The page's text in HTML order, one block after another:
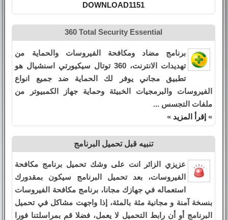
DOWNLOAD1151
360 Total Security Essential
برنامج مضاد ومكافحة الفيروسات والحماية من
تهديدات الانترنت، 360 توتال سيكيورتي اسنشيال هو
تطبيق مجاني يوفر لك الحماية ضد جميع انواع
الفيروسات والبرمجيات الخبيثة وحماية جهاز الكمبيوتر من
ملفات التجسس ...
» إقرأ المزيد »
تنبيه قبل تحميل البرنامج
عزيزي الزائر انت على وشك تحميل برنامج مكافحة
الفيروسات، بعد تحميل البرنامج سيكون بمقدورك
استعماله في جهازك مجانا، برنامج مكافحة الفيروسات
بنسخة آمنة و مجانية مئة بالمئة، إذا واجهت مشاكل في تحميل
البرنامج أو أن رابط التحميل لا يعمل، فضلا قم بمراسلتنا فورا